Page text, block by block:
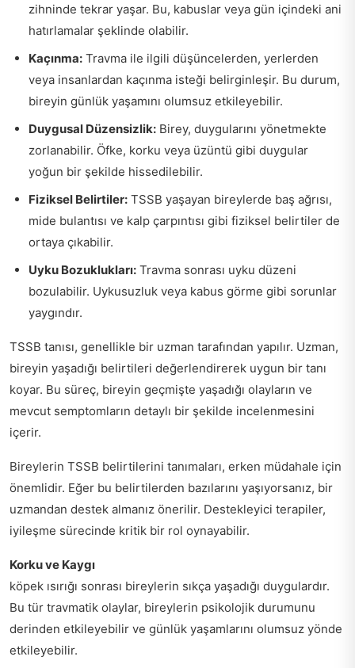
zihninde tekrar yaşar. Bu, kabuslar veya gün içindeki ani
hatırlamalar şeklinde olabilir.
Kaçınma: Travma ile ilgili düşüncelerden, yerlerden
veya insanlardan kaçınma isteği belirginleşir. Bu durum,
bireyin günlük yaşamını olumsuz etkileyebilir.
Duygusal Düzensizlik: Birey, duygularını yönetmekte
zorlanabilir. Öfke, korku veya üzüntü gibi duygular
yoğun bir şekilde hissedilebilir.
Fiziksel Belirtiler: TSSB yaşayan bireylerde baş ağrısı,
mide bulantısı ve kalp çarpıntısı gibi fiziksel belirtiler de
ortaya çıkabilir.
Uyku Bozuklukları: Travma sonrası uyku düzeni
bozulabilir. Uykusuzluk veya kabus görme gibi sorunlar
yaygındır.
TSSB tanısı, genellikle bir uzman tarafından yapılır. Uzman,
bireyin yaşadığı belirtileri değerlendirerek uygun bir tanı
koyar. Bu süreç, bireyin geçmişte yaşadığı olayların ve
mevcut semptomların detaylı bir şekilde incelenmesini
içerir.
Bireylerin TSSB belirtilerini tanımaları, erken müdahale için
önemlidir. Eğer bu belirtilerden bazılarını yaşıyorsanız, bir
uzmandan destek almanız önerilir. Destekleyici terapiler,
iyileşme sürecinde kritik bir rol oynayabilir.
Korku ve Kaygı
köpek ısırığı sonrası bireylerin sıkça yaşadığı duygulardır.
Bu tür travmatik olaylar, bireylerin psikolojik durumunu
derinden etkileyebilir ve günlük yaşamlarını olumsuz yönde
etkileyebilir.